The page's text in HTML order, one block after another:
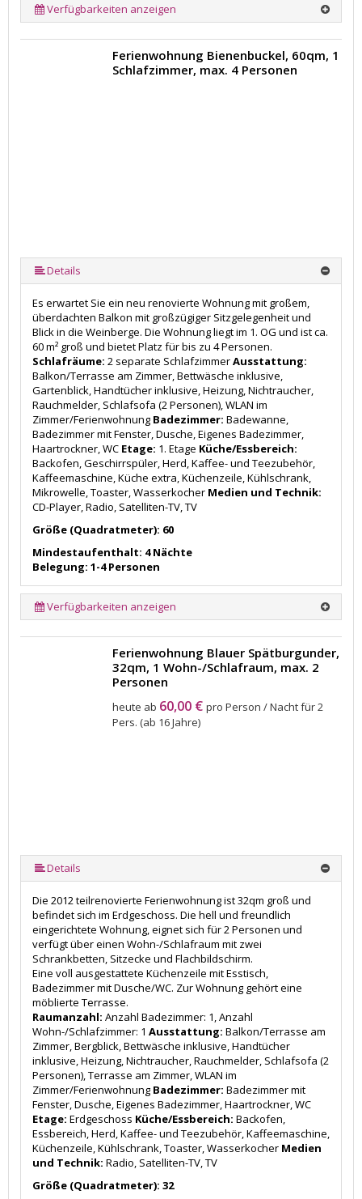
Verfügbarkeiten anzeigen
Ferienwohnung Bienenbuckel, 60qm, 1
Schlafzimmer, max. 4 Personen
Details
Es erwartet Sie ein neu renovierte Wohnung mit großem,
überdachten Balkon mit großzügiger Sitzgelegenheit und
Blick in die Weinberge. Die Wohnung liegt im 1. OG und ist ca.
60 m² groß und bietet Platz für bis zu 4 Personen.
Schlafräume: 2 separate SchlafzimmerAusstattung:
Balkon/Terrasse am Zimmer, Bettwäsche inklusive,
Gartenblick, Handtücher inklusive, Heizung, Nichtraucher,
Rauchmelder, Schlafsofa (2 Personen), WLAN im
Zimmer/Ferienwohnung Badezimmer: Badewanne,
Badezimmer mit Fenster, Dusche, Eigenes Badezimmer,
Haartrockner, WC Etage: 1. Etage Küche/Essbereich:
Backofen, Geschirrspüler, Herd, Kaffee- und Teezubehör,
Kaffeemaschine, Küche extra, Küchenzeile, Kühlschrank,
Mikrowelle, Toaster, Wasserkocher Medien und Technik:
CD-Player, Radio, Satelliten-TV, TV
Größe (Quadratmeter): 60
Mindestaufenthalt: 4 Nächte
Belegung: 1-4 Personen
Verfügbarkeiten anzeigen
Ferienwohnung Blauer Spätburgunder,
32qm, 1 Wohn-/Schlafraum, max. 2
Personen
heute ab 60,00 € pro Person / Nacht für 2
Pers. (ab 16 Jahre)
Details
Die 2012 teilrenovierte Ferienwohnung ist 32qm groß und
befindet sich im Erdgeschoss. Die hell und freundlich
eingerichtete Wohnung, eignet sich für 2 Personen und
verfügt über einen Wohn-/Schlafraum mit zwei
Schrankbetten, Sitzecke und Flachbildschirm.
Eine voll ausgestattete Küchenzeile mit Esstisch,
Badezimmer mit Dusche/WC. Zur Wohnung gehört eine
möblierte Terrasse.
Raumanzahl: Anzahl Badezimmer: 1, Anzahl
Wohn-/Schlafzimmer: 1 Ausstattung: Balkon/Terrasse am
Zimmer, Bergblick, Bettwäsche inklusive, Handtücher
inklusive, Heizung, Nichtraucher, Rauchmelder, Schlafsofa (2
Personen), Terrasse am Zimmer, WLAN im
Zimmer/Ferienwohnung Badezimmer: Badezimmer mit
Fenster, Dusche, Eigenes Badezimmer, Haartrockner, WC
Etage: Erdgeschoss Küche/Essbereich: Backofen,
Essbereich, Herd, Kaffee- und Teezubehör, Kaffeemaschine,
Küchenzeile, Kühlschrank, Toaster, Wasserkocher Medien
und Technik: Radio, Satelliten-TV, TV
Größe (Quadratmeter): 32